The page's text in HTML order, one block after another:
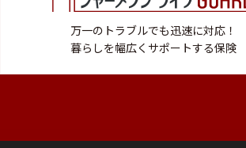
万一のトラブルでも迅速に対応！
暮らしを幅広くサポートする保険